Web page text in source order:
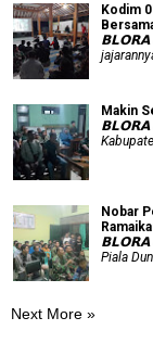
Kodim
𝗕𝗟𝗢𝗥𝗔
Makin
𝗕𝗟𝗢𝗥𝗔
Nobar
𝗕𝗟𝗢𝗥𝗔
Piala
Next More »